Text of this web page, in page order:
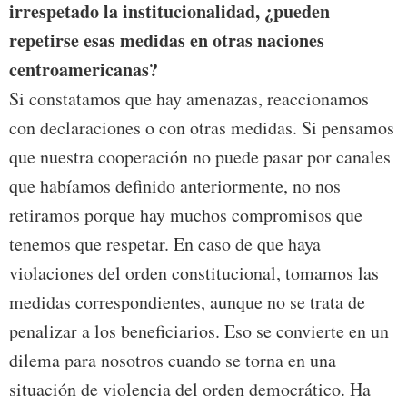
irrespetado la institucionalidad, ¿pueden
repetirse esas medidas en otras naciones
centroamericanas?
Si constatamos que hay amenazas, reaccionamos
con declaraciones o con otras medidas. Si pensamos
que nuestra cooperación no puede pasar por canales
que habíamos definido anteriormente, no nos
retiramos porque hay muchos compromisos que
tenemos que respetar. En caso de que haya
violaciones del orden constitucional, tomamos las
medidas correspondientes, aunque no se trata de
penalizar a los beneficiarios. Eso se convierte en un
dilema para nosotros cuando se torna en una
situación de violencia del orden democrático. Ha